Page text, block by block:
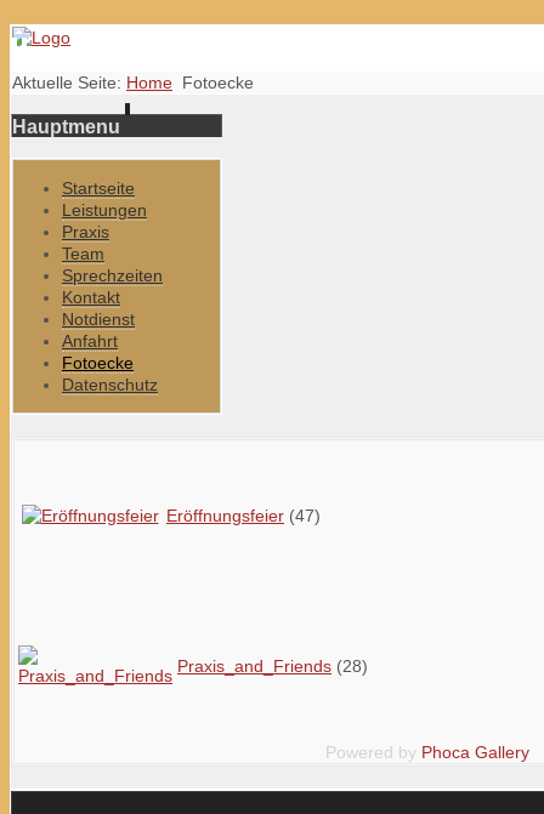
Aktuelle Seite: Home Fotoecke
Hauptmenu
Startseite
Leistungen
Praxis
Team
Sprechzeiten
Kontakt
Notdienst
Anfahrt
Fotoecke
Datenschutz
Eröffnungsfeier (47)
Praxis_and_Friends (28)
Powered by Phoca Gallery